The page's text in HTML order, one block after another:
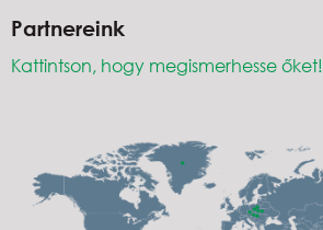
Partnereink
Kattintson, hogy megismerhesse őket!